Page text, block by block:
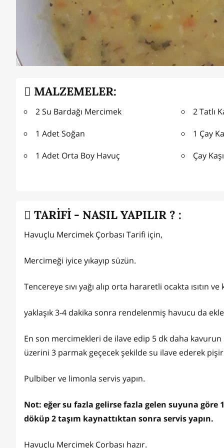
MALZEMELER:
2 Su Bardağı Mercimek
1 Adet Soğan
1 Adet Orta Boy Havuç
2 Tatlı
1 Çay
Çay
TARİFİ - NASIL YAPILIR ? :
Havuçlu Mercimek Çorbası Tarifi için,
Mercimeği iyice yıkayıp süzün.
Tencereye sıvı yağı alıp orta hararetli ocakta ısıtın
yaklaşık 3-4 dakika sonra rendelenmiş havucu da
En son mercimekleri de ilave edip 5 dk daha
üzerini 3 parmak geçecek şekilde su ilave ederek
Pulbiber ve limonla servis yapın.
Not: eğer su fazla gelirse fazla gelen suyuna göre
döküp 2 taşım kaynattıktan sonra servis yapın.
Havuçlu Mercimek Çorbası hazır.